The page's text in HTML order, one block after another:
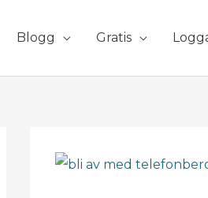
Blogg Gratis